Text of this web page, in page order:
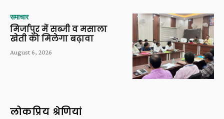
समाचार
मिर्जापुर में सब्जी व मसाला
खेती को मिलेगा बढ़ावा
August 6, 2026
लोकप्रिय श्रेणियां